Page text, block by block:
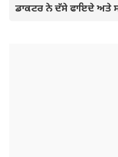
ਡਾਕਟਰ ਨੇ ਦੱਸੇ ਫਾਇਦੇ ਅਤੇ